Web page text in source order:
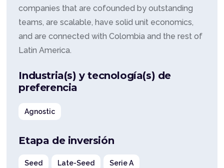
companies that are cofounded by outstanding
teams, are scalable, have solid unit economics,
and are connected with Colombia and the rest of
Latin America.
Industria(s) y tecnología(s) de
preferencia
Agnostic
Etapa de inversión
Seed Late-Seed Serie A